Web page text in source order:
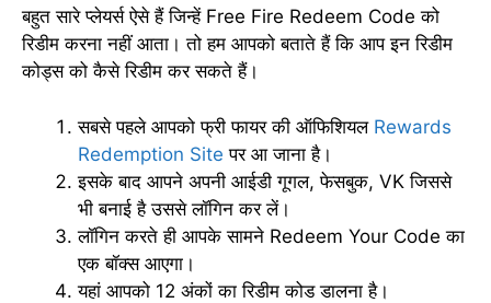
बहुत सारे प्लेयर्स ऐसे हैं जिन्हें Free Fire Redeem Code को
रिडीम करना नहीं आता। तो हम आपको बताते हैं कि आप इन रिडीम
कोड्स को कैसे रिडीम कर सकते हैं।
सबसे पहले आपको फ्री फायर की ऑफिशियल Rewards
Redemption Site पर आ जाना है।
इसके बाद आपने अपनी आईडी गूगल, फेसबुक, VK जिससे
भी बनाई है उससे लॉगिन कर लें।
लॉगिन करते ही आपके सामने Redeem Your Code का
एक बॉक्स आएगा।
यहां आपको 12 अंकों का रिडीम कोड डालना है।